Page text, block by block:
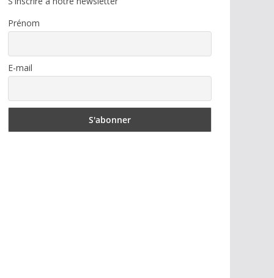
Prénom
E-mail